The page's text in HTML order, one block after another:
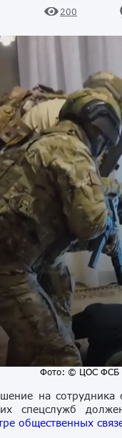
200
Фото: © ЦОС ФСБ
на
спецслужб
общественных